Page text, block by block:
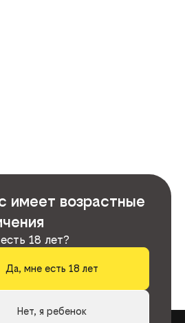
имеет возрастные
18 лет?
Да, мне есть 18 лет
Нет, я ребенок